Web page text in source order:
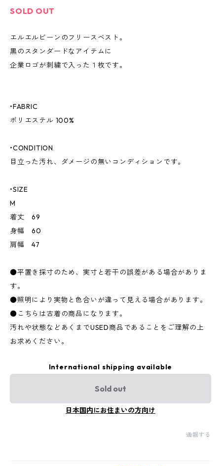
SOLD OUT
エルエルビーンのフリースベスト。
黒のスタンダードなアイテムに
企業ロゴが刺繍で入った１枚です。
•FABRIC
ポリエステル 100%
•CONDITION
目立った汚れ、ダメージの無いコンディションです。
•SIZE
M
着丈 69
身幅 60
肩幅 47
●平置き採寸のため、実寸と若干の誤差がある場合がありま
す。
●照明により実物と色合いが違って見える場合があります。
●こちらは古着の商品になります。
汚れや状態などあくまでUSED商品であることをご理解の上
お求めください。
International shipping available
Sold out
日本国内にお住まいの方向け
通報する